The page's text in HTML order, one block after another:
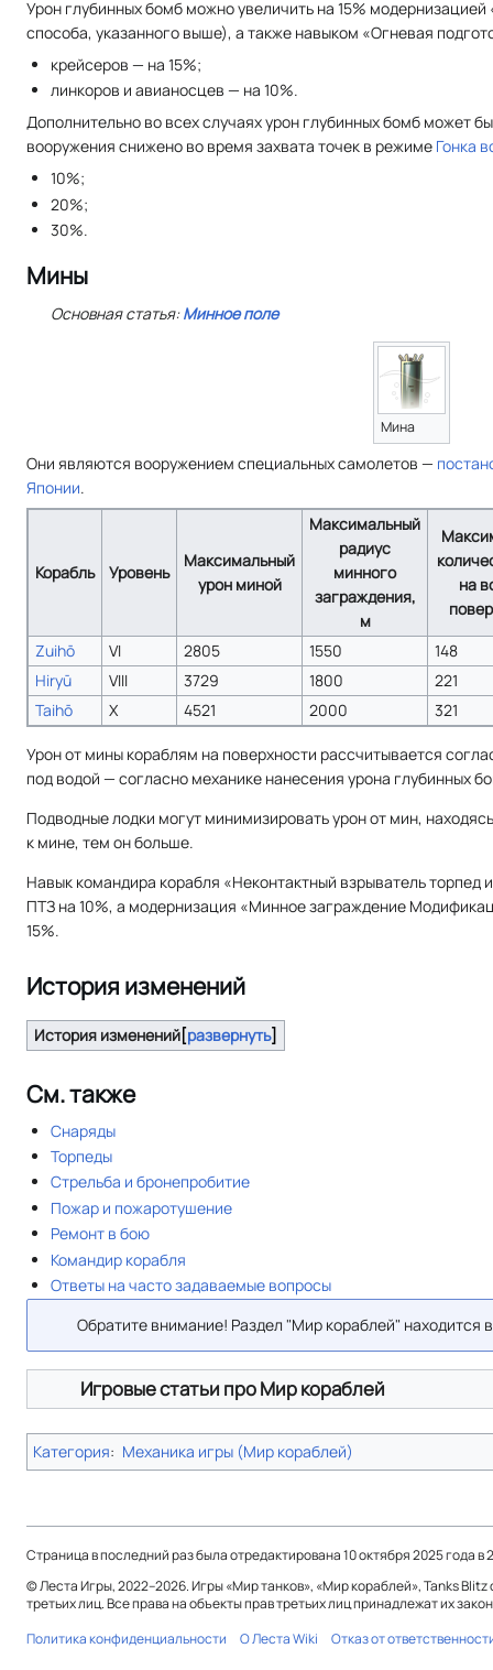
Урон глубинных бомб можно увеличить на 15%
способа, указанного выше), а также навыком «Огневая
крейсеров — на 15%;
линкоров и авианосцев — на 10%.
Дополнительно во всех случаях урон глубинных бомб может
вооружения снижено во время захвата точек в режиме Гонка
10%;
20%;
30%.
Мины
Основная статья:Минное поле
Мина
Они являются вооружением специальных самолетов —
Японии.
Корабль Уровень
Максимальный
урон миной
Максимальный
радиус
минного
заграждения,
м
на
Zuihō
VI 2805 1550
148
Hiryū
VIII 3729 1800
221
Taihō
X 4521 2000 321
Урон от мины кораблям на поверхности рассчитывается
под водой — согласно механике нанесения урона глубинных
Подводные лодки могут минимизировать урон от мин,
к мине, тем он больше.
Навык командира корабля «Неконтактный взрыватель
ПТЗ на 10%, а модернизация «Минное заграждение
15%.
История изменений
развернуть
История изменений
См. также
Снаряды
Торпеды
Стрельба и бронепробитие
Пожар и пожаротушение
Ремонт в бою
Командир корабля
Ответы на часто задаваемые вопросы
Обратите внимание! Раздел "Мир кораблей" находится
Игровые статьи про Мир кораблей
Категория: Механика игры (Мир кораблей)
Страница в последний раз была отредактирована 10 октября 2025 года в
© Леста Игры, 2022–2026. Игры «Мир танков», «Мир кораблей», Tanks
третьих лиц. Все права на объекты прав третьих лиц принадлежат их
Политика конфиденциальности
О Леста Wiki Отказ от